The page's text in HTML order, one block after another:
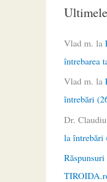
Vlad m. la
întrebarea
Vlad m. la
întrebări
Dr.
la întrebări